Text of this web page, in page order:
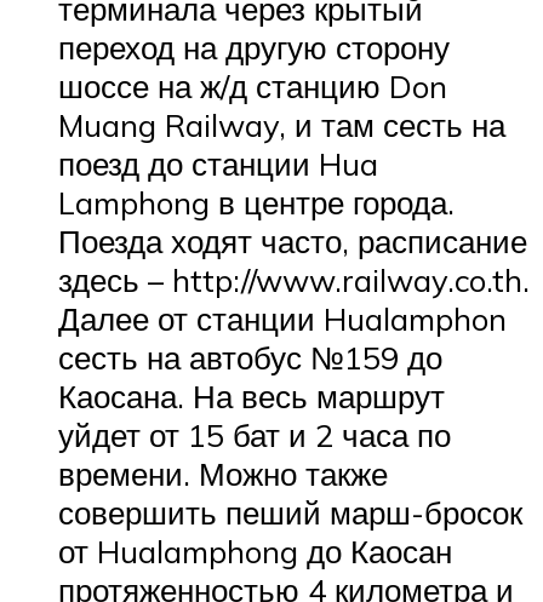
терминала через крытый
переход на другую сторону
шоссе на ж/д станцию Don
Muang Railway, и там сесть на
поезд до станции Hua
Lamphong в центре города.
Поезда ходят часто, расписание
здесь – http://www.railway.co.th.
Далее от станции Hualamphon
сесть на автобус №159 до
Каосана. На весь маршрут
уйдет от 15 бат и 2 часа по
времени. Можно также
совершить пеший марш-бросок
от Hualamphong до Каосан
протяженностью 4 километра и